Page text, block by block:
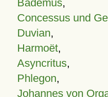
Bademus,
Concessus und
Duvian,
Harmoët,
Asyncritus,
Phlegon,
Johannes von